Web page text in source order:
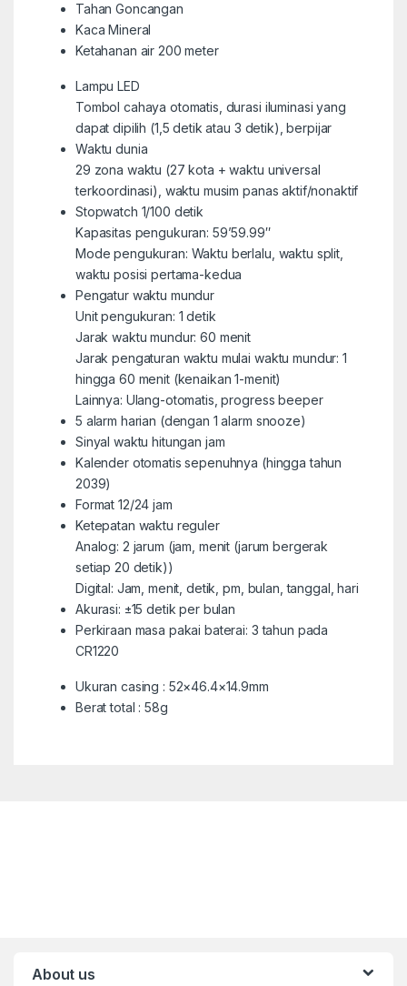
Tahan Goncangan
Kaca Mineral
Ketahanan air 200 meter
Lampu LED
Tombol cahaya otomatis, durasi iluminasi yang
dapat dipilih (1,5 detik atau 3 detik), berpijar
Waktu dunia
29 zona waktu (27 kota + waktu universal
terkoordinasi), waktu musim panas aktif/nonaktif
Stopwatch 1/100 detik
Kapasitas pengukuran: 59’59.99″
Mode pengukuran: Waktu berlalu, waktu split,
waktu posisi pertama-kedua
Pengatur waktu mundur
Unit pengukuran: 1 detik
Jarak waktu mundur: 60 menit
Jarak pengaturan waktu mulai waktu mundur: 1
hingga 60 menit (kenaikan 1-menit)
Lainnya: Ulang-otomatis, progress beeper
5 alarm harian (dengan 1 alarm snooze)
Sinyal waktu hitungan jam
Kalender otomatis sepenuhnya (hingga tahun
2039)
Format 12/24 jam
Ketepatan waktu reguler
Analog: 2 jarum (jam, menit (jarum bergerak
setiap 20 detik))
Digital: Jam, menit, detik, pm, bulan, tanggal, hari
Akurasi: ±15 detik per bulan
Perkiraan masa pakai baterai: 3 tahun pada
CR1220
Ukuran casing : 52×46.4×14.9mm
Berat total : 58g
About us